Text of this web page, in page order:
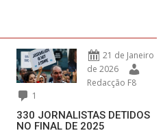
21 de Janeiro
de 2026
Redacção F8
1
330 JORNALISTAS DETIDOS
NO FINAL DE 2025